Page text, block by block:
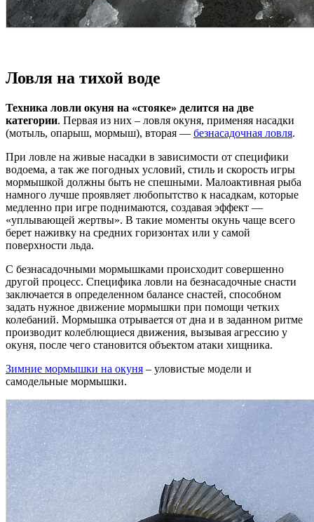
Ловля на тихой воде
Техника ловли окуня на «стояке» делится на две
категории. Первая из них – ловля окуня, применяя насадки
(мотыль, опарыш, мормыш), вторая — безнасадочная ловля.
При ловле на живые насадки в зависимости от специфики
водоема, а так же погодных условий, стиль и скорость игры
мормышкой должны быть не спешными. Малоактивная рыба
намного лучше проявляет любопытство к насадкам, которые
медленно при игре поднимаются, создавая эффект —
«уплывающей жертвы». В такие моменты окунь чаще всего
берет наживку на средних горизонтах или у самой
поверхности льда.
С безнасадочными мормышками происходит совершенно
другой процесс. Специфика ловли на безнасадочные снасти
заключается в определенном балансе снастей, способном
задать нужное движение мормышки при помощи четких
колебаний. Мормышка отрывается от дна и в заданном ритме
производит колеблющиеся движения, вызывая агрессию у
окуня, после чего становится объектом атаки хищника.
Зимние мормышки на окуня – уловистые модели и
самодельные мормышки.